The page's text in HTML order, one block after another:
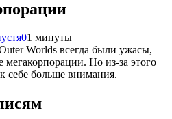
01 минуты
Worlds всегда были ужасы,
мегакорпорации. Но из-за этого
себе больше внимания.